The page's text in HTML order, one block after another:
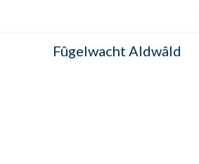
Fûgelwacht Aldwâld